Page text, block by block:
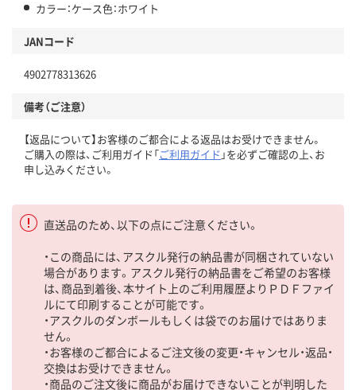
カラー：ケース色：ホワイト
JANコード
4902778313626
備考（ご注意）
【返品について】お客様のご都合による返品はお受けできません。
ご購入の際は、ご利用ガイド「ご利用ガイド 」を必ずご確認の上、お
申し込みください。
直送品のため、以下の点にご注意ください。
・この商品には、アスクル発行の納品書が同梱されていない
場合があります。アスクル発行の納品書をご希望のお客様
は、商品到着後、本サイト上のご利用履歴よりＰＤＦファイ
ルにて印刷することが可能です。
・アスクルのダンボールもしくは袋でのお届けではありま
せん。
・お客様のご都合によるご注文後の変更・キャンセル・返品・
交換はお受けできません。
・商品のご注文後に商品がお届けできないことが判明した